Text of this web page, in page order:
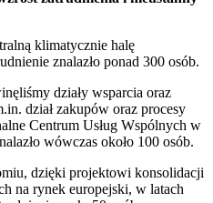
klimatycznie halę
znalazło ponad 300 osób.
działy wsparcia oraz
dział zakupów oraz procesy
Centrum Usług Wspólnych w
wówczas około 100 osób.
dzięki projektowi konsolidacji
na rynek europejski, w latach